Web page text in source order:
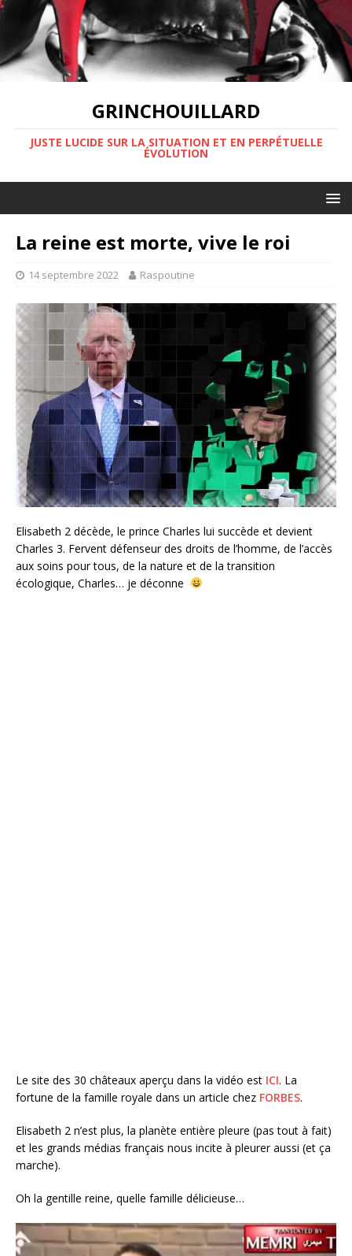
GRINCHOUILLARD
JUSTE LUCIDE SUR LA SITUATION ET EN PERPÉTUELLE
ÉVOLUTION
La reine est morte, vive le roi
14 septembre 2022 Raspoutine
Elisabeth 2 décède, le prince Charles lui succède et devient
Charles 3. Fervent défenseur des droits de l’homme, de l’accès
aux soins pour tous, de la nature et de la transition
écologique, Charles… je déconne
Le site des 30 châteaux aperçu dans la vidéo est ICI. La
fortune de la famille royale dans un article chez FORBES.
Elisabeth 2 n’est plus, la planète entière pleure (pas tout à fait)
et les grands médias français nous incite à pleurer aussi (et ça
marche).
Oh la gentille reine, quelle famille délicieuse…
Lecteur
vidéo